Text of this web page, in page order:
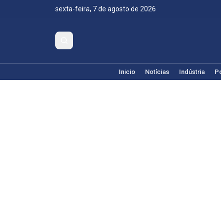
sexta-feira, 7 de agosto de 2026
Inicio Notícias Indústria